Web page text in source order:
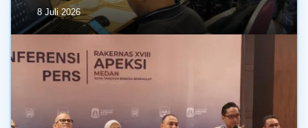
8 Juli 2026